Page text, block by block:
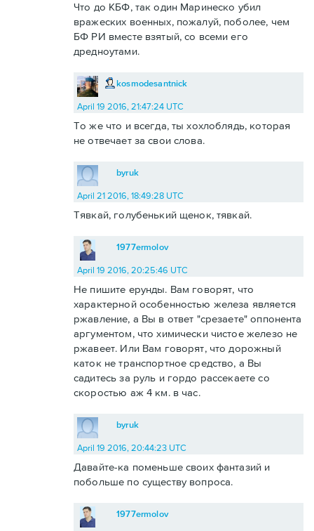
Что до КБФ, так один Маринеско убил
вражеских военных, пожалуй, поболее, чем
БФ РИ вместе взятый, со всеми его
дредноутами.
kosmodesantnick
April 19 2016, 21:47:24 UTC
То же что и всегда, ты хохлоблядь, которая
не отвечает за свои слова.
byruk
April 21 2016, 18:49:28 UTC
Тявкай, голубенький щенок, тявкай.
1977ermolov
April 19 2016, 20:25:46 UTC
Не пишите ерунды. Вам говорят, что
характерной особенностью железа является
ржавление, а Вы в ответ "срезаете" оппонента
аргументом, что химически чистое железо не
ржавеет. Или Вам говорят, что дорожный
каток не транспортное средство, а Вы
садитесь за руль и гордо рассекаете со
скоростью аж 4 км. в час.
byruk
April 19 2016, 20:44:23 UTC
Давайте-ка поменьше своих фантазий и
побольше по существу вопроса.
1977ermolov